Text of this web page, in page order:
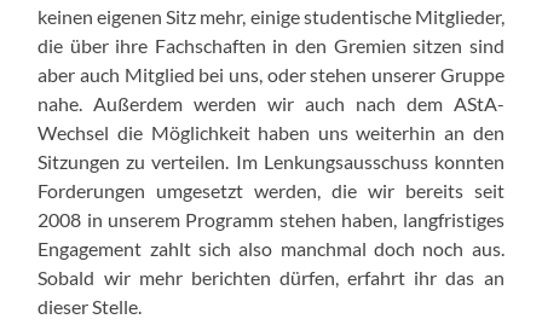
keinen eigenen Sitz mehr, einige studentische Mitglieder,
die über ihre Fachschaften in den Gremien sitzen sind
aber auch Mitglied bei uns, oder stehen unserer Gruppe
nahe. Außerdem werden wir auch nach dem AStA-
Wechsel die Möglichkeit haben uns weiterhin an den
Sitzungen zu verteilen. Im Lenkungsausschuss konnten
Forderungen umgesetzt werden, die wir bereits seit
2008 in unserem Programm stehen haben, langfristiges
Engagement zahlt sich also manchmal doch noch aus.
Sobald wir mehr berichten dürfen, erfahrt ihr das an
dieser Stelle.